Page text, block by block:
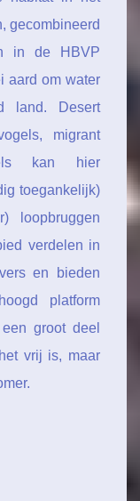
gecombineerd
in de HBVP
aard om water
land. Desert
migrant
kan hier
toegankelijk)
loopbruggen
verdelen in
en bieden
platform
groot deel
vrij is, maar